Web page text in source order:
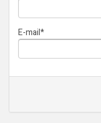
E-mail*